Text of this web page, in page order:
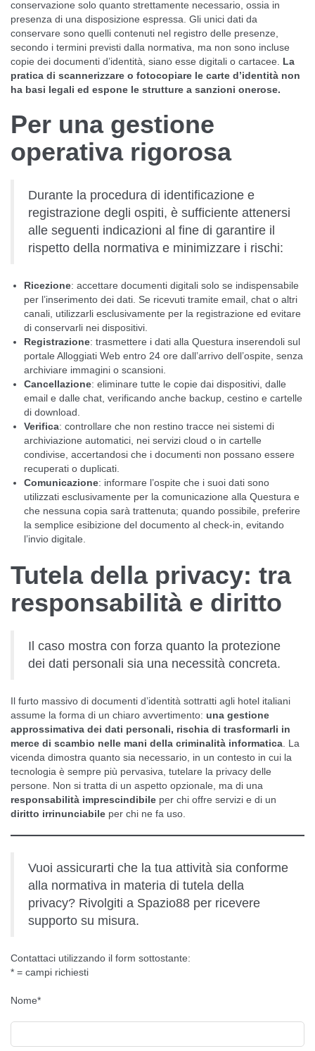
conservazione solo quanto strettamente necessario, ossia in
presenza di una disposizione espressa. Gli unici dati da
conservare sono quelli contenuti nel registro delle presenze,
secondo i termini previsti dalla normativa, ma non sono incluse
copie dei documenti d’identità, siano esse digitali o cartacee. La
pratica di scannerizzare o fotocopiare le carte d’identità non
ha basi legali ed espone le strutture a sanzioni onerose.
Per una gestione
operativa rigorosa
Durante la procedura di identificazione e
registrazione degli ospiti, è sufficiente attenersi
alle seguenti indicazioni al fine di garantire il
rispetto della normativa e minimizzare i rischi:
Ricezione: accettare documenti digitali solo se indispensabile
per l’inserimento dei dati. Se ricevuti tramite email, chat o altri
canali, utilizzarli esclusivamente per la registrazione ed evitare
di conservarli nei dispositivi.
Registrazione: trasmettere i dati alla Questura inserendoli sul
portale Alloggiati Web entro 24 ore dall’arrivo dell’ospite, senza
archiviare immagini o scansioni.
Cancellazione: eliminare tutte le copie dai dispositivi, dalle
email e dalle chat, verificando anche backup, cestino e cartelle
di download.
Verifica: controllare che non restino tracce nei sistemi di
archiviazione automatici, nei servizi cloud o in cartelle
condivise, accertandosi che i documenti non possano essere
recuperati o duplicati.
Comunicazione: informare l’ospite che i suoi dati sono
utilizzati esclusivamente per la comunicazione alla Questura e
che nessuna copia sarà trattenuta; quando possibile, preferire
la semplice esibizione del documento al check-in, evitando
l’invio digitale.
Tutela della privacy: tra
responsabilità e diritto
Il caso mostra con forza quanto la protezione
dei dati personali sia una necessità concreta.
Il furto massivo di documenti d’identità sottratti agli hotel italiani
assume la forma di un chiaro avvertimento: una gestione
approssimativa dei dati personali, rischia di trasformarli in
merce di scambio nelle mani della criminalità informatica . La
vicenda dimostra quanto sia necessario, in un contesto in cui la
tecnologia è sempre più pervasiva, tutelare la privacy delle
persone. Non si tratta di un aspetto opzionale, ma di una
responsabilità imprescindibile per chi offre servizi e di un
diritto irrinunciabile per chi ne fa uso.
Vuoi assicurarti che la tua attività sia conforme
alla normativa in materia di tutela della
privacy? Rivolgiti a Spazio88 per ricevere
supporto su misura.
Contattaci utilizzando il form sottostante:
* = campi richiesti
Nome*